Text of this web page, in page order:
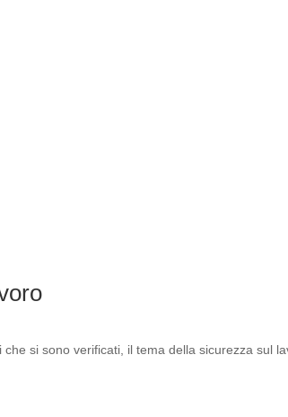
che si sono verificati, il tema della sicurezza